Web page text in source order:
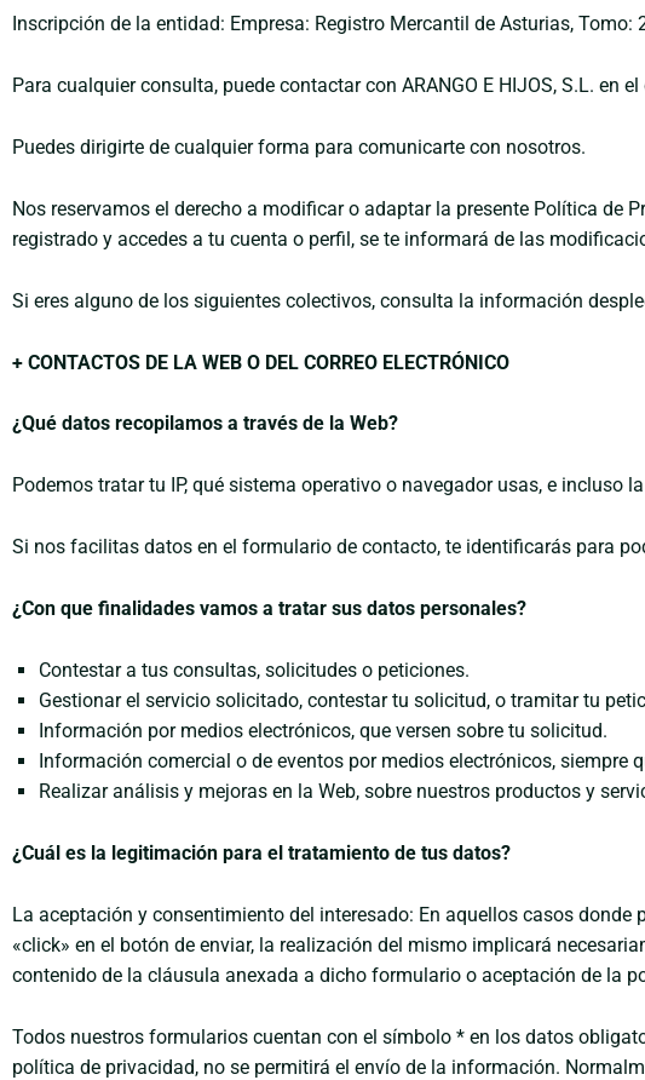
Inscripción de la entidad: Empresa: Registro Mercantil de Asturias, Tomo:
Para cualquier consulta, puede contactar con ARANGO E HIJOS, S.L.
Puedes dirigirte de cualquier forma para comunicarte con nosotros.
Nos reservamos el derecho a modificar o adaptar la presente Política de
registrado y accedes a tu cuenta o perfil, se te informará de las
Si eres alguno de los siguientes colectivos, consulta la información
+ CONTACTOS DE LA WEB O DEL CORREO ELECTRÓNICO
¿Qué datos recopilamos a través de la Web?
Podemos tratar tu IP, qué sistema operativo o navegador usas, e incluso
Si nos facilitas datos en el formulario de contacto, te identificarás para
¿Con que finalidades vamos a tratar sus datos personales?
Contestar a tus consultas, solicitudes o peticiones.
Gestionar el servicio solicitado, contestar tu solicitud, o tramitar tu
Información por medios electrónicos, que versen sobre tu solicitud.
Información comercial o de eventos por medios electrónicos, siempre
Realizar análisis y mejoras en la Web, sobre nuestros productos y
¿Cuál es la legitimación para el tratamiento de tus datos?
La aceptación y consentimiento del interesado: En aquellos casos
«click» en el botón de enviar, la realización del mismo implicará
contenido de la cláusula anexada a dicho formulario o aceptación de la
Todos nuestros formularios cuentan con el símbolo * en los datos
política de privacidad, no se permitirá el envío de la información.